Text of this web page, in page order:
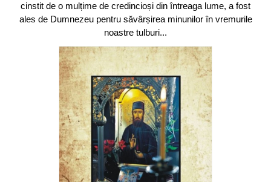
cinstit de o mulțime de credincioși din întreaga lume, a fost
ales de Dumnezeu pentru săvârșirea minunilor în vremurile
noastre tulburi...